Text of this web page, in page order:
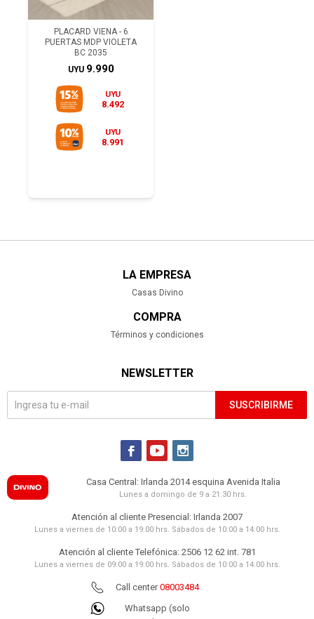
PLACARD VIENA - 6
PUERTAS MDP VIOLETA
BC 2035
UYU 9.990
UYU
8.492
UYU
8.991
LA EMPRESA
Casas Divino
COMPRA
Términos y condiciones
NEWSLETTER
SUSCRIBIRME
  
Casa Central: Irlanda 2014 esquina Avenida Italia
Lunes a domingo de 9 a 21:30 hrs.
Atención al cliente Presencial: Irlanda 2007
Lunes a viernes de 10:00 a 19:00 hrs. Sábados de 10:00 a 14:00 hrs.
Atención al cliente Telefónica: 2506 12 62 int. 781
Lunes a viernes de 09:00 a 19:00 hrs. Sábados de 10:00 a 14:00 hrs.
Call center08003484
Whatsapp (solo